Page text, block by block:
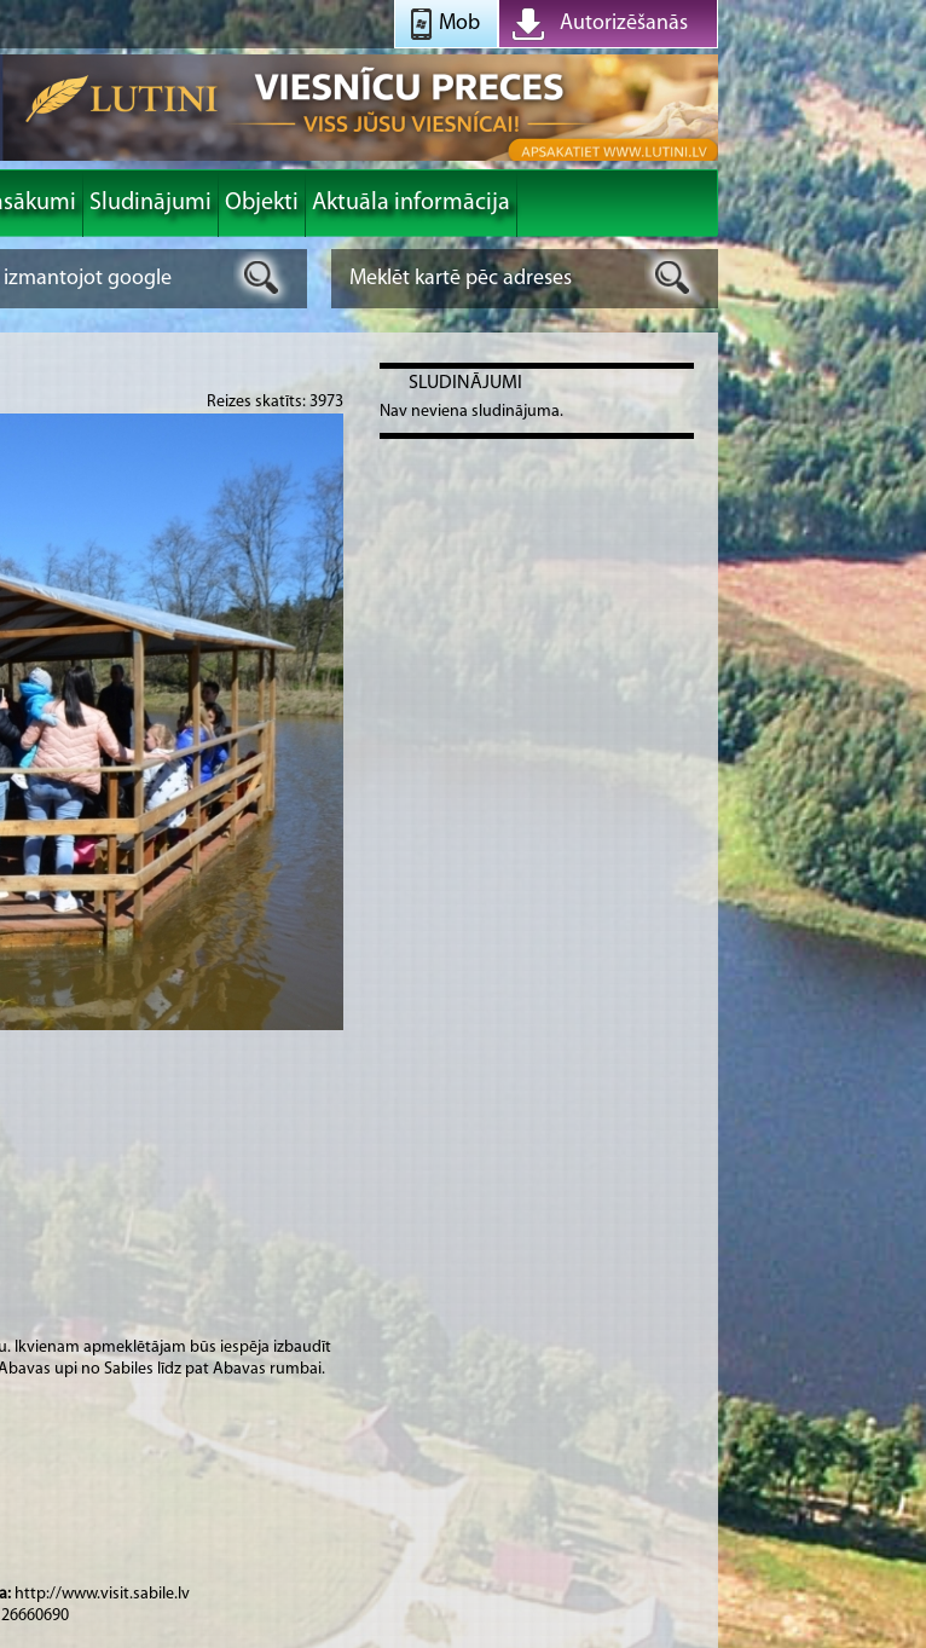
Autorizēšanās
Mob
Sludinājumi Objekti Aktuāla informācija
Reizes skatīts: 3973
Ikvienam apmeklētājam būs iespēja izbaudīt
upi no Sabiles līdz pat Abavas rumbai.
http://www.visit.sabile.lv
SLUDINĀJUMI
Nav neviena sludinājuma.